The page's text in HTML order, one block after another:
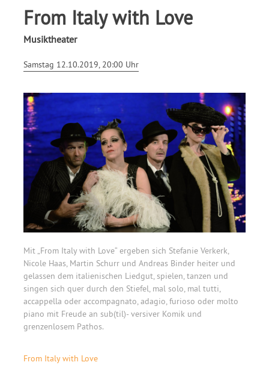
From Italy with Love
Musiktheater
Samstag 12.10.2019, 20:00 Uhr
Mit „From Italy with Love“ ergeben sich Stefanie Verkerk,
Nicole Haas, Martin Schurr und Andreas Binder heiter und
gelassen dem italienischen Liedgut, spielen, tanzen und
singen sich quer durch den Stiefel, mal solo, mal tutti,
accappella oder accompagnato, adagio, furioso oder molto
piano mit Freude an sub(til)- versiver Komik und
grenzenlosem Pathos.
From Italy with Love